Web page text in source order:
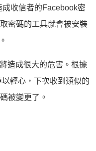
收信者的Facebook密
密碼的工具就會被安裝
造成很大的危害。根據
輕心，下次收到類似的
被變更了。